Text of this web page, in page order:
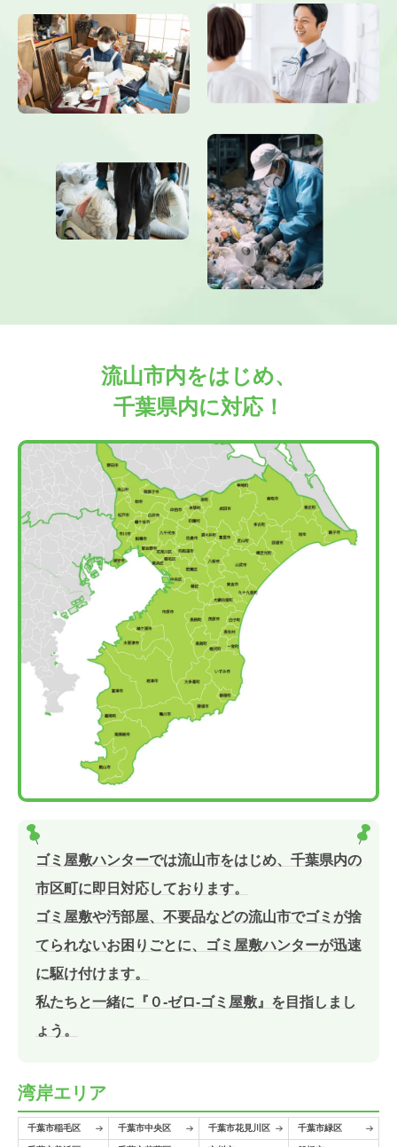
流山市内をはじめ、
千葉県内に対応！
ゴミ屋敷ハンターでは流山市をはじめ、千葉県内の
市区町に即日対応しております。
ゴミ屋敷や汚部屋、不要品などの流山市でゴミが捨
てられないお困りごとに、ゴミ屋敷ハンターが迅速
に駆け付けます。
私たちと一緒に『０-ゼロ-ゴミ屋敷』を目指しまし
ょう。
湾岸エリア
千葉市稲毛区 千葉市中央区 千葉市花見川区 千葉市緑区